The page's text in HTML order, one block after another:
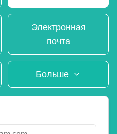
Электронная
почта
Больше